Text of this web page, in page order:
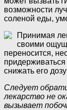
возможности
соленой еды,
Принимая
своими
переносится,
снижать его
Следует
лекарство не
вызывает